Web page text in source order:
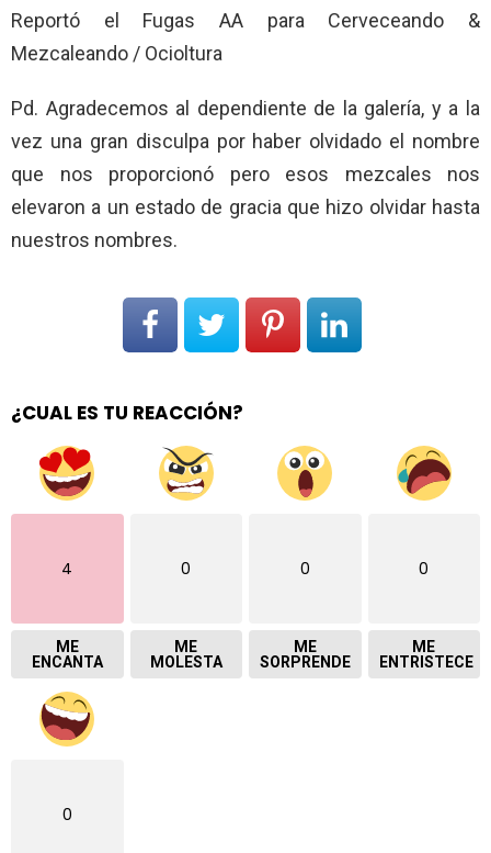
Reportó el Fugas AA para Cerveceando &
Mezcaleando / Ocioltura
Pd. Agradecemos al dependiente de la galería, y a la
vez una gran disculpa por haber olvidado el nombre
que nos proporcionó pero esos mezcales nos
elevaron a un estado de gracia que hizo olvidar hasta
nuestros nombres.
¿CUAL ES TU REACCIÓN?
4
ME
ENCANTA
0
ME
MOLESTA
0
ME
SORPRENDE
0
ME
ENTRISTECE
0